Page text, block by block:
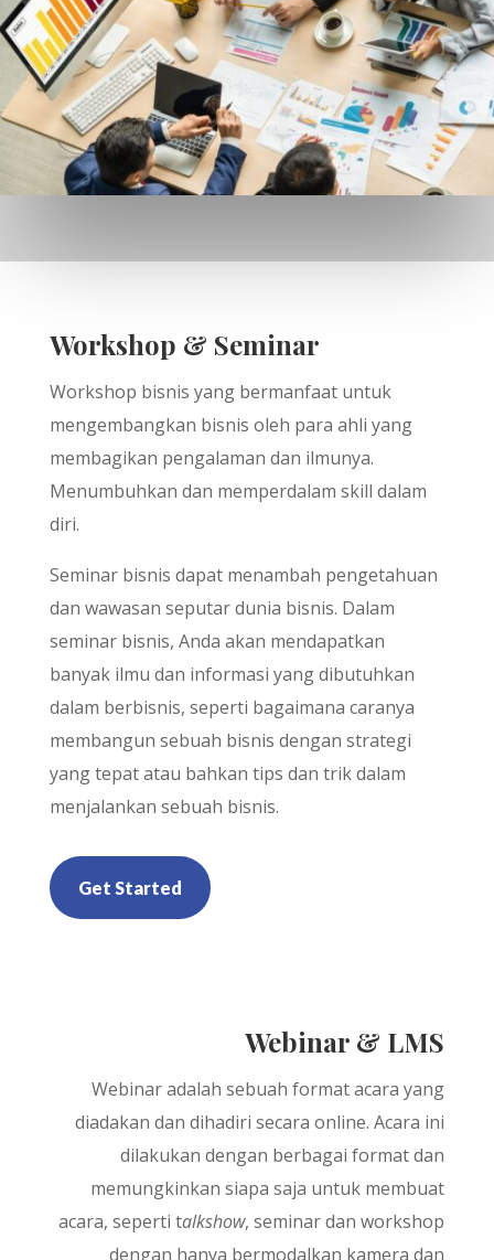
Workshop & Seminar
Workshop bisnis yang bermanfaat untuk
mengembangkan bisnis oleh para ahli yang
membagikan pengalaman dan ilmunya.
Menumbuhkan dan memperdalam skill dalam
diri.
Seminar bisnis dapat menambah pengetahuan
dan wawasan seputar dunia bisnis. Dalam
seminar bisnis, Anda akan mendapatkan
banyak ilmu dan informasi yang dibutuhkan
dalam berbisnis, seperti bagaimana caranya
membangun sebuah bisnis dengan strategi
yang tepat atau bahkan tips dan trik dalam
menjalankan sebuah bisnis.
Get Started
Webinar & LMS
Webinar adalah sebuah format acara yang
diadakan dan dihadiri secara online. Acara ini
dilakukan dengan berbagai format dan
memungkinkan siapa saja untuk membuat
acara, seperti talkshow, seminar dan workshop
dengan hanya bermodalkan kamera dan